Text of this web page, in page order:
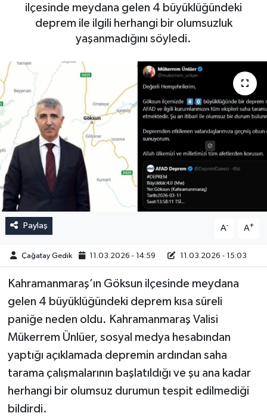
ilçesinde meydana gelen 4 büyüklüğündeki
deprem ile ilgili herhangi bir olumsuzluk
yaşanmadığını söyledi.
Paylaş A- A+
Çağatay Gedik 11.03.2026 - 14:59 11.03.2026 - 15:03
Kahramanmaraş’ın Göksun ilçesinde meydana
gelen 4 büyüklüğündeki deprem kısa süreli
paniğe neden oldu. Kahramanmaraş Valisi
Mükerrem Ünlüer, sosyal medya hesabından
yaptığı açıklamada depremin ardından saha
tarama çalışmalarının başlatıldığı ve şu ana kadar
herhangi bir olumsuz durumun tespit edilmediği
bildirdi.
Haber Arşivi